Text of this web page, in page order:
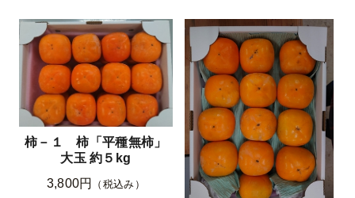
柿－１ 柿「平種無柿」
大玉 約５kg
3,800円
（税込み）